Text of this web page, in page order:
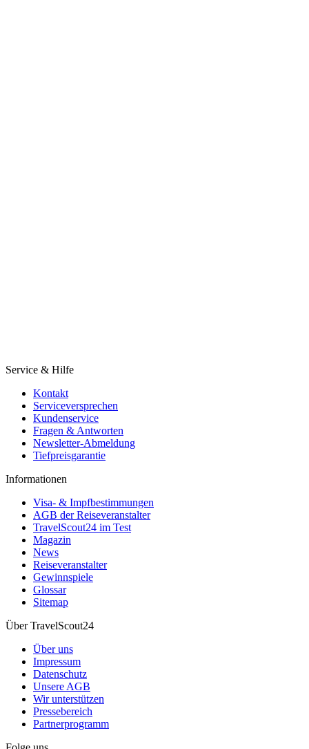
Service & Hilfe
Kontakt
Serviceversprechen
Kundenservice
Fragen & Antworten
Newsletter-Abmeldung
Tiefpreisgarantie
Informationen
Visa- & Impfbestimmungen
AGB der Reiseveranstalter
TravelScout24 im Test
Magazin
News
Reiseveranstalter
Gewinnspiele
Glossar
Sitemap
Über TravelScout24
Über uns
Impressum
Datenschutz
Unsere AGB
Wir unterstützen
Pressebereich
Partnerprogramm